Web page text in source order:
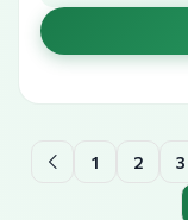
1 2 3